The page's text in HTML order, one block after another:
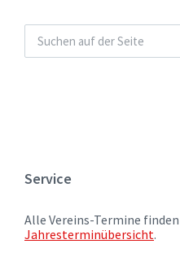
Service
Alle Vereins-Termine finden
Jahresterminübersicht.